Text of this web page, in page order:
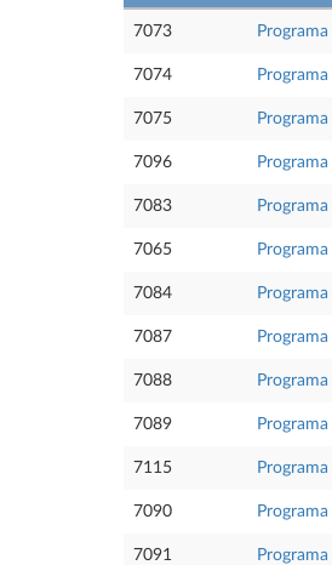
7073
7074
7075
7096
7083
7065
7084
7087
7088
7089
7115
7090
7091